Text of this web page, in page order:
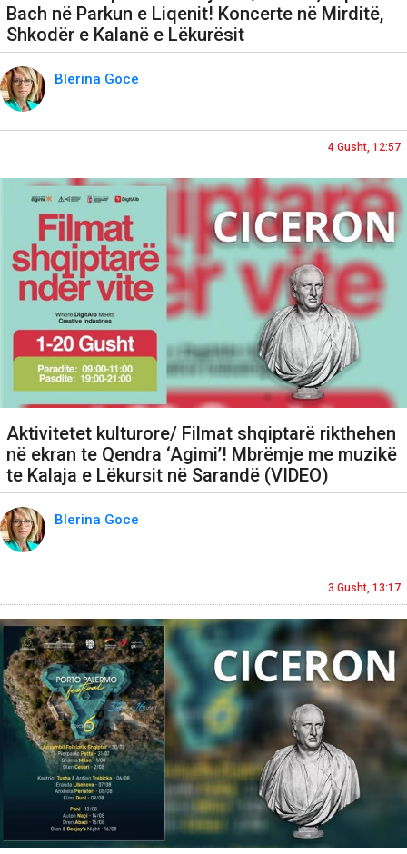
Bach në Parkun e Liqenit! Koncerte në Mirditë,
Shkodër e Kalanë e Lëkurësit
Blerina Goce
4 Gusht, 12:57
Aktivitetet kulturore/ Filmat shqiptarë rikthehen
në ekran te Qendra ‘Agimi’! Mbrëmje me muzikë
te Kalaja e Lëkursit në Sarandë (VIDEO)
Blerina Goce
3 Gusht, 13:17